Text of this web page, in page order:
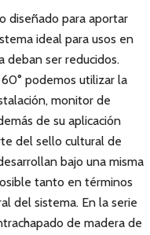
diseñado para aportar
ideal para usos en
deban ser reducidos.
podemos utilizar la
monitor de
de su aplicación
del sello cultural de
bajo una misma
tanto en términos
del sistema. En la serie
de madera de